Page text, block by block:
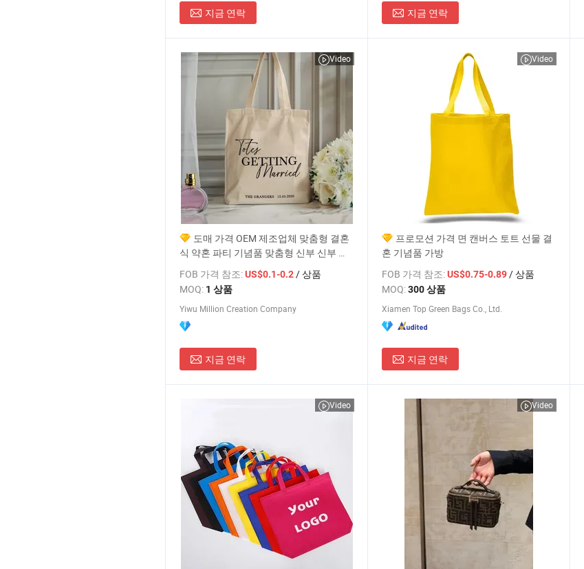
지금 연락 지금 연락
Video
도매 가격 OEM 제조업체 맞춤형 결혼
식 약혼 파티 기념품 맞춤형 신부 신부 들
러리 토트백 결혼식 손님을 위한 선물 공
장
FOB 가격 참조:US$0.1-0.2/ 상품
MOQ: 1 상품
Yiwu Million Creation Company
지금 연락
Video
프로모션 가격 면 캔버스 토트 선물 결
혼 기념품 가방
FOB 가격 참조:US$0.75-0.89/ 상품
MOQ:300 상품
Xiamen Top Green Bags Co., Ltd.
지금 연락
Video Video